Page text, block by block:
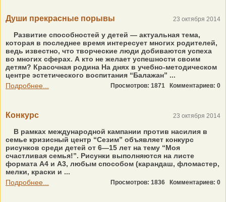
Души прекрасные порывы 23 октября 2014
Развитие способностей у детей — актуальная тема,
которая в последнее время интересует многих родителей,
ведь известно, что творческие люди добиваются успеха
во многих сферах. А кто не желает успешности своим
детям? Красочная родина На днях в учебно-методическом
центре эстетического воспитания “Балажан” ...
Подробнее...
Просмотров: 1871 Комментариев: 0
Конкурс 23 октября 2014
В рамках международной кампании против насилия в
семье кризисный центр “Сезим” объявляет конкурс
рисунков среди детей от 6—15 лет на тему “Моя
счастливая семья!”. Рисунки выполняются на листе
формата А4 и А3, любым способом (карандаш, фломастер,
мелки, краски и ...
Подробнее...
Просмотров: 1836 Комментариев: 0